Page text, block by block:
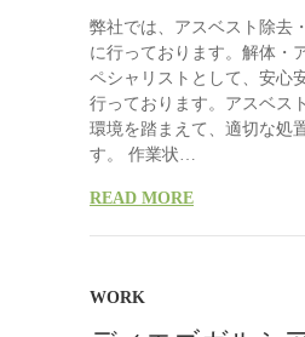
弊社では、アスベスト除去
に行っております。解体・
ペシャリストとして、安心
行っております。アスベス
環境を踏まえて、適切な処
す。 作業状…
READ MORE
WORK